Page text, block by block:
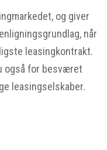
og giver
når
leasingkontrakt.
også for besværet
leasingselskaber.